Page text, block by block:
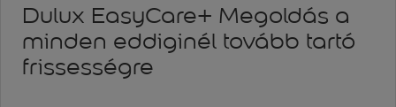
Dulux EasyCare+ Megoldás a
minden eddiginél tovább tartó
frissességre